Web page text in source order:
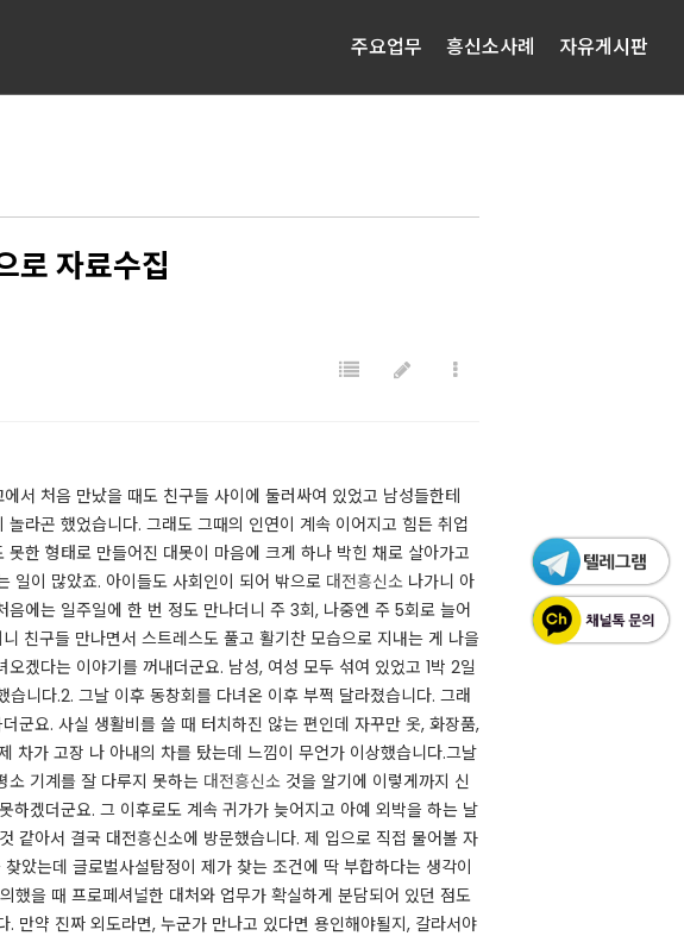
주요업무 흥신소사례 자유게시판
로 자료수집
서 처음 만났을 때도 친구들 사이에 둘러싸여 있었고 남성들한테
라곤 했었습니다. 그래도 그때의 인연이 계속 이어지고 힘든 취업
한 형태로 만들어진 대못이 마음에 크게 하나 박힌 채로 살아가고
일이 많았죠. 아이들도 사회인이 되어 밖으로 대전흥신소 나가니 아
에는 일주일에 한 번 정도 만나더니 주 3회, 나중엔 주 5회로 늘어
친구들 만나면서 스트레스도 풀고 활기찬 모습으로 지내는 게 나을
겠다는 이야기를 꺼내더군요. 남성, 여성 모두 섞여 있었고 1박 2일
습니다. ​2. 그날 이후 동창회를 다녀온 이후 부쩍 달라졌습니다. 그래
군요. 사실 생활비를 쓸 때 터치하진 않는 편인데 자꾸만 옷, 화장품,
차가 고장 나 아내의 차를 탔는데 느낌이 무언가 이상했습니다. ​그날
소 기계를 잘 다루지 못하는 대전흥신소 것을 알기에 이렇게까지 신
겠더군요. 그 이후로도 계속 귀가가 늦어지고 아예 외박을 하는 날
같아서 결국 대전흥신소에 방문했습니다. 제 입으로 직접 물어볼 자
았는데 글로벌사설탐정이 제가 찾는 조건에 딱 부합하다는 생각이
했을 때 프로페셔널한 대처와 업무가 확실하게 분담되어 있던 점도
만약 진짜 외도라면, 누군가 만나고 있다면 용인해야될지, 갈라서야